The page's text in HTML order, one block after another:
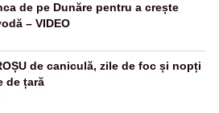
de pe Dunăre pentru a crește
– VIDEO
de caniculă, zile de foc și nopți
de țară